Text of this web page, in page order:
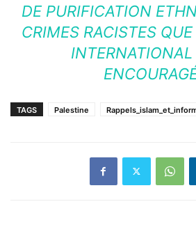
DE PURIFICATION
CRIMES RACISTES
TAGS Palestine